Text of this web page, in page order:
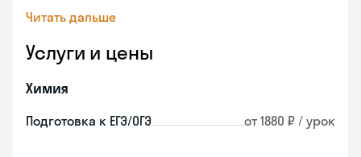
Читать дальше
Услуги и цены
Химия
Подготовка к ЕГЭ/ОГЭ от 1880 ₽ / урок